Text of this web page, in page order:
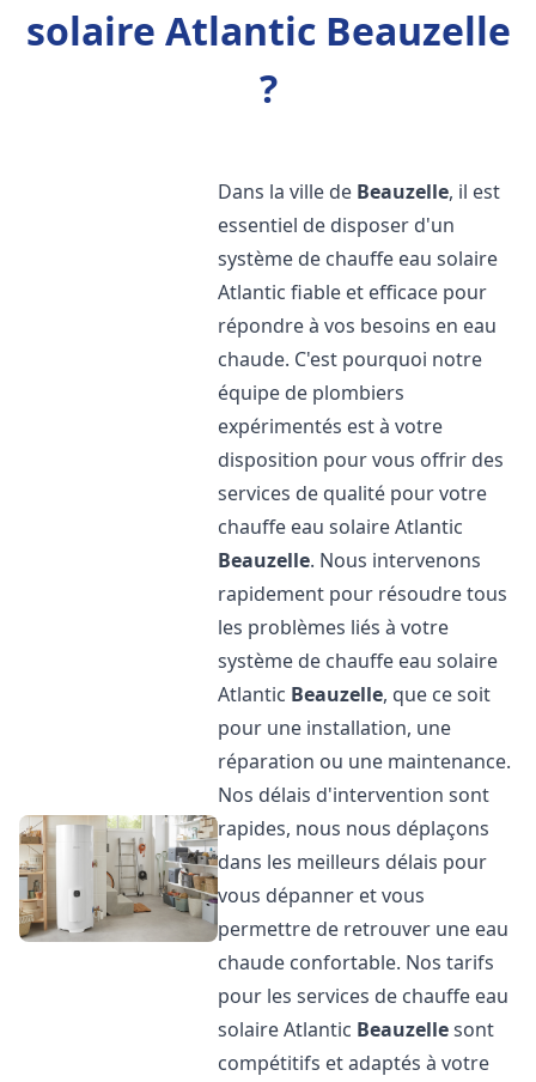
solaire Atlantic Beauzelle
?
Dans la ville de Beauzelle, il est
essentiel de disposer d'un
système de chauffe eau solaire
Atlantic fiable et efficace pour
répondre à vos besoins en eau
chaude. C'est pourquoi notre
équipe de plombiers
expérimentés est à votre
disposition pour vous offrir des
services de qualité pour votre
chauffe eau solaire Atlantic
Beauzelle. Nous intervenons
rapidement pour résoudre tous
les problèmes liés à votre
système de chauffe eau solaire
Atlantic Beauzelle, que ce soit
pour une installation, une
réparation ou une maintenance.
Nos délais d'intervention sont
rapides, nous nous déplaçons
dans les meilleurs délais pour
vous dépanner et vous
permettre de retrouver une eau
chaude confortable. Nos tarifs
pour les services de chauffe eau
solaire Atlantic Beauzellesont
compétitifs et adaptés à votre